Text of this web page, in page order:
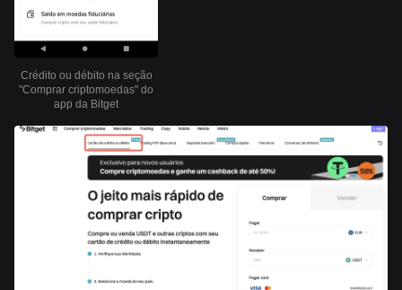
Crédito ou débito na seção
"Comprar criptomoedas" do
app da Bitget